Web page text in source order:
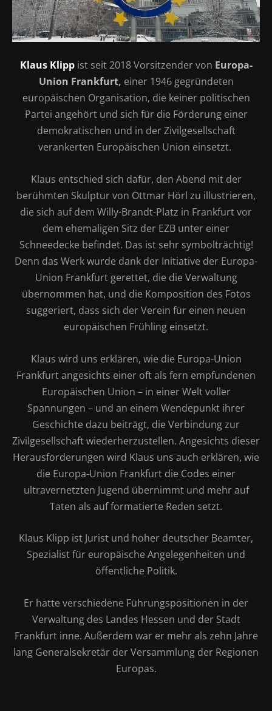
Klaus Klippist seit 2018 Vorsitzender von Europa-
Union Frankfurt, einer 1946 gegründeten
europäischen Organisation, die keiner politischen
Partei angehört und sich für die Förderung einer
demokratischen und in der Zivilgesellschaft
verankerten Europäischen Union einsetzt.
Klaus entschied sich dafür, den Abend mit der
berühmten Skulptur von Ottmar Hörl zu illustrieren,
die sich auf dem Willy-Brandt-Platz in Frankfurt vor
dem ehemaligen Sitz der EZB unter einer
Schneedecke befindet. Das ist sehr symbolträchtig!
Denn das Werk wurde dank der Initiative der Europa-
Union Frankfurt gerettet, die die Verwaltung
übernommen hat, und die Komposition des Fotos
suggeriert, dass sich der Verein für einen neuen
europäischen Frühling einsetzt.
Klaus wird uns erklären, wie die Europa-Union
Frankfurt angesichts einer oft als fern empfundenen
Europäischen Union – in einer Welt voller
Spannungen – und an einem Wendepunkt ihrer
Geschichte dazu beiträgt, die Verbindung zur
Zivilgesellschaft wiederherzustellen. Angesichts dieser
Herausforderungen wird Klaus uns auch erklären, wie
die Europa-Union Frankfurt die Codes einer
ultravernetzten Jugend übernimmt und mehr auf
Taten als auf formatierte Reden setzt.
Klaus Klipp ist Jurist und hoher deutscher Beamter,
Spezialist für europäische Angelegenheiten und
öffentliche Politik.
Er hatte verschiedene Führungspositionen in der
Verwaltung des Landes Hessen und der Stadt
Frankfurt inne. Außerdem war er mehr als zehn Jahre
lang Generalsekretär der Versammlung der Regionen
Europas.